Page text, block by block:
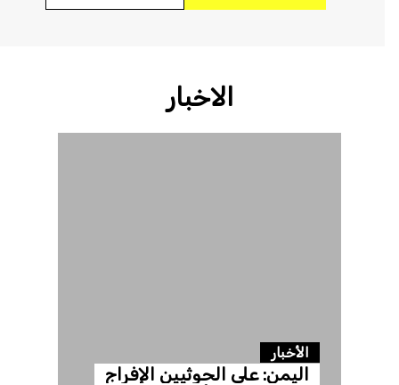
الاخبار
الأخبار
اليمن: على الحوثيين الإفراج